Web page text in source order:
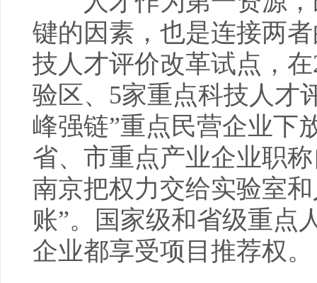
键的因素，也是连接两
技人才评价改革试点，
验区、5家重点科技人才
峰强链”重点民营企业下
省、市重点产业企业职
南京把权力交给实验室
账”。国家级和省级重点
企业都享受项目推荐权。